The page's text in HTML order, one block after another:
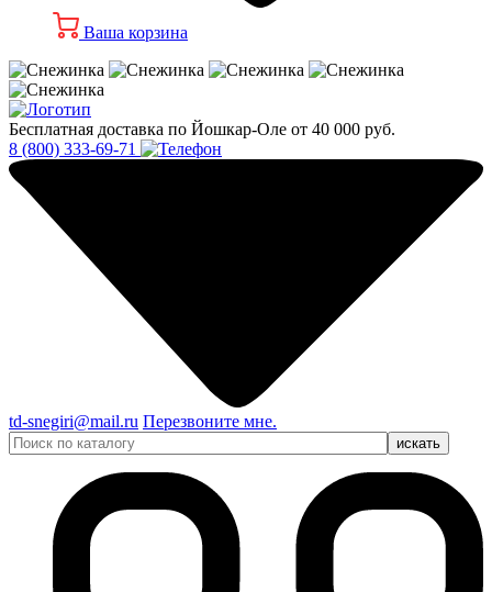
Ваша корзина
Бесплатная доставка по Йошкар-Оле от 40 000 руб.
8 (800) 333-69-71
td-snegiri@mail.ru Перезвоните мне.